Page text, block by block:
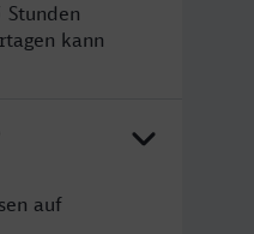
kann
auf